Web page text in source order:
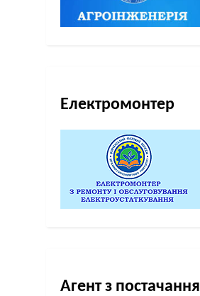
Електромонтер
Агент з постачання